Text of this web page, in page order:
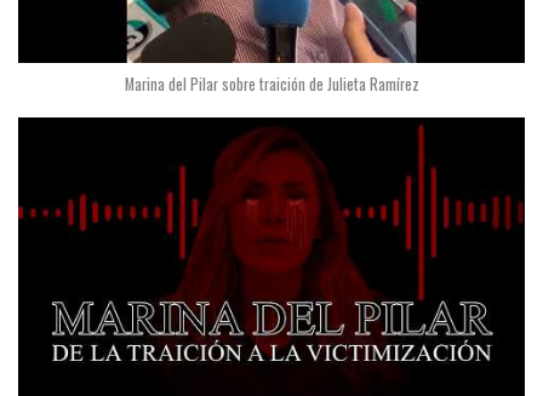
Marina del Pilar sobre traición de Julieta Ramírez